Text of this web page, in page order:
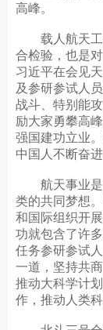
高峰。
载人航天工
合检验，也是
习近平在会见
及参研参试人
战斗、特别能
励大家勇攀高
强国建功立业
中国人不断奋
航天事业是
类的共同梦想
和国际组织开
功就包含了许
任务参研参试
一道，坚持共
推动大科学计
作，推动人类